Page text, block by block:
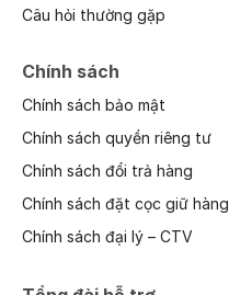
Câu hỏi thường gặp
Chính sách
Chính sách bảo mật
Chính sách quyền riêng tư
Chính sách đổi trả hàng
Chính sách đặt cọc giữ hàng
Chính sách đại lý – CTV